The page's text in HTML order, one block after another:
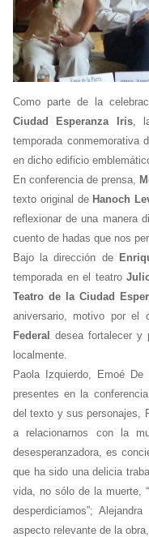
Como parte de la
Ciudad Esperanza Iris,
temporada conmemorativa
en dicho edificio
En conferencia de prensa,
texto original de Hanoch
reflexionar de una manera
cuento de hadas que nos
Bajo la dirección de
temporada en el teatro
Teatro de la Ciudad
aniversario, motivo por
Federal desea fortalecer y
localmente.
Paola Izquierdo, Emoé
presentes en la
del texto y sus personajes,
a relacionarnos con la
desesperanzadora, es
que ha sido una delicia
vida, no sólo de la muerte,
desperdiciamos”;
aspecto relevante de la